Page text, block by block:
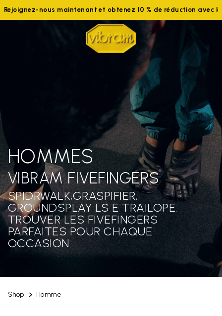
Rejoignez-nous maintenant et obtenez 10 % de réduction avec le
Shop Homme
HOMMES
VIBRAM FIVEFINGERS
SPIDRWALK,GRASPIFIER,
GROUNDSPLAY LS E TRAILOPE:
TROUVER LES FIVEFINGERS
PARFAITES POUR CHAQUE
OCCASION.